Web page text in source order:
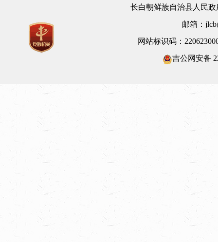
长白朝鲜族自治县人民
邮箱：
网站标识码：
吉公网安备